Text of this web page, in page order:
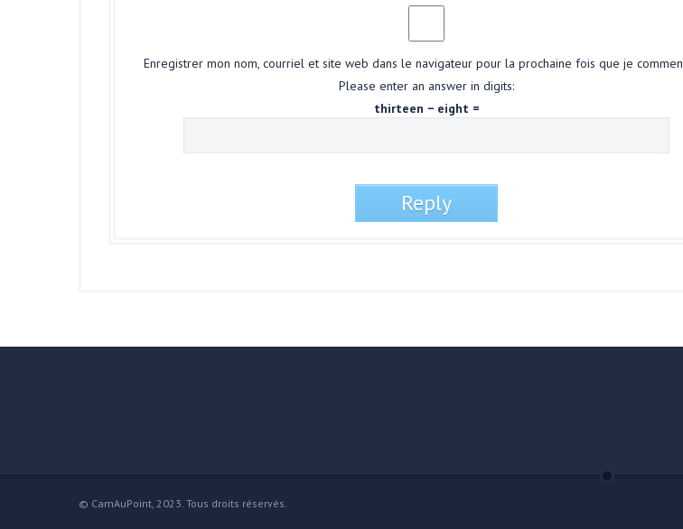
Enregistrer mon nom, courriel et site web dans le navigateur pour la prochaine fois que je
Please enter an answer in digits:
thirteen − eight =
© CamAuPoint, 2023. Tous droits réservés.